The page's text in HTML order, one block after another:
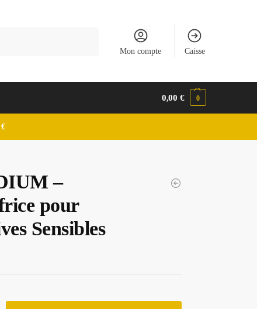
Mon compte Caisse
0,00€ 0
–
pour
Sensibles